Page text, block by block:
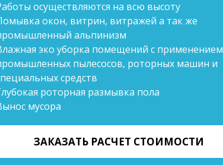
осуществляются на всю высоту
окон, витрин, витражей а так же
альпинизм
эко уборка помещений с применением
пылесосов, роторных машин и
средств
роторная размывка пола
мусора
ЗАКАЗАТЬ РАСЧЕТ СТОИМОСТИ